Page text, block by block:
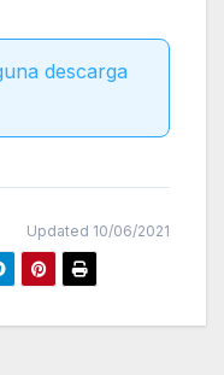
descarga
Updated 10/06/2021